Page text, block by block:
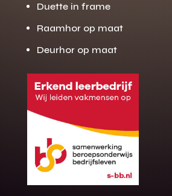
Gratis offerte
op maat?
Binnen 24 uur jouw gratis offerte
10 jaar garantie op de montage
Duette in frame
Raamhor op maat
Deurhor op maat